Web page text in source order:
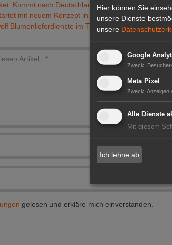
Kommt nach Deutschland
mit neuem Konzept in Berlin
Blumenlieferdienste im Test
gelesen und erkläre mich einverstanden.
Hier können Sie
unsere Dienste
unsere
Google
Zweck:
Meta Pixel
Zweck: Anzeigen
Alle Dienste
Mit diesem
Ich lehne ab